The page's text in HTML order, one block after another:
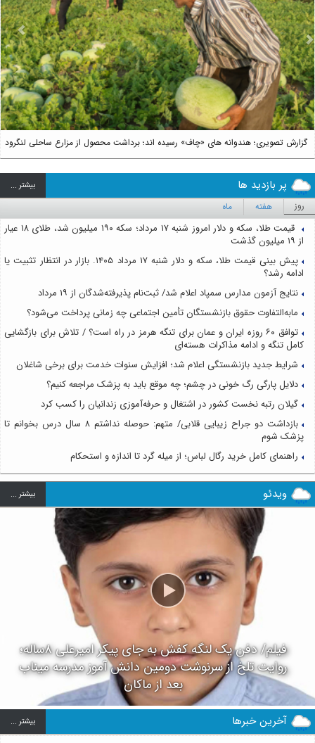
گزارش تصویری؛ هندوانه های «چاف» رسیده اند؛ برداشت محصول از مزارع ساحلی لنگرود
Next
پر بازدید ها بيشتر ...
روز هفته ماه
قیمت طلا، سکه و دلار امروز شنبه ۱۷ مرداد؛ سکه ۱۹۰ میلیون شد، طلای ۱۸ عیار
از ۱۹ میلیون گذشت
پیش بینی قیمت طلا، سکه و دلار شنبه ۱۷ مرداد ۱۴۰۵. بازار در انتظار تثبیت یا
ادامه رشد؟
نتایج آزمون مدارس سمپاد اعلام شد/ ثبت‌نام پذیرفته‌شدگان از ۱۹ مرداد
مابه‌التفاوت حقوق بازنشستگان تأمین اجتماعی چه زمانی پرداخت می‌شود؟
توافق ۶۰ روزه ایران و عمان برای تنگه هرمز در راه است؟ / تلاش برای بازگشایی
کامل تنگه و ادامه مذاکرات هسته‌ای
شرایط جدید بازنشستگی اعلام شد؛ افزایش سنوات خدمت برای برخی شاغلان
دلایل پارگی رگ خونی در چشم؛ چه موقع باید به پزشک مراجعه کنیم؟
گیلان رتبه نخست کشور در اشتغال و حرفه‌آموزی زندانیان را کسب کرد
بازداشت دو جراح زیبایی قلابی/ متهم: حوصله نداشتم ۸ سال درس بخوانم تا
پزشک شوم
راهنمای کامل خرید رگال لباس؛ از میله گرد تا اندازه و استحکام
ویدئو بيشتر ...
فیلم/ دفن یک لنگه کفش به جای پیکر امیرعلی ۸ساله؛
روایت تلخ از سرنوشت دومین دانش آموز مدرسه میناب
بعد از ماکان
آخرین خبرها بيشتر ...